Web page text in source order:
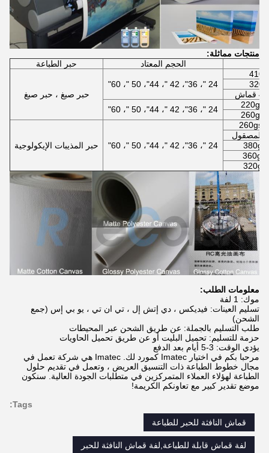
منتجات مماثلة:
الحجم المعتاد
حبر الطباعة
24 "، 36"، 42 "، 44"، 50 "، 60"
حبر صبغ ، حبر صبغ
24 "، 36"، 42 "، 44"، 50 "، 60"
24 "، 36"، 42 "، 44"، 50 "، 60" حبر المذيبات الإيكولوجية
معلومات الطلب:
موك: 1 لفة
تسليم العينات: فيديكس ، دي إتش إل ، تي ان تي ، يو بي إس (جمع
الشحن)
طلب التسليم بالجملة: عن طريق الشحن عبر المحيطات
حزمة للتسليم: تحميل البليت أو عن طريق تحميل الحاويات
يؤدي الوقت: 3-5 أيام بعد الدفع
مرحبا بكم في اختيار Imatec كمورد لك. Imatec هي شركة تعمل في
مجال خطوط الطباعة ذات التنسيق العريض ، وتعمل في تقديم حلول
الطباعة لهؤلاء العملاء المتمركزين في متطلبات الجودة العالية. سنكون
موضع تقدير كبير مع تعاونكم الكريمة!
Tags:
قماش النافثة للحبر للطباعة
لفة قماش قابلة للطباعة,لفة قماش النافثة للحبر